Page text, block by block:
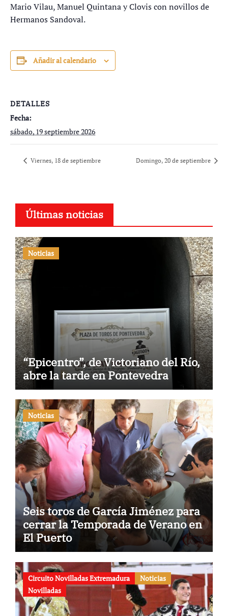
Mario Vilau, Manuel Quintana y Clovis con novillos de
Hermanos Sandoval.
Añadir al calendario
DETALLES
Fecha:
sábado, 19 septiembre 2026
Viernes, 18 de septiembre Domingo, 20 de septiembre
Últimas noticias
Noticias
“Epicentro”, de Victoriano del Río,
abre la tarde en Pontevedra
Noticias
Seis toros de García Jiménez para
cerrar la Temporada de Verano en
El Puerto
Circuito Novilladas Extremadura
Noticias
Novilladas